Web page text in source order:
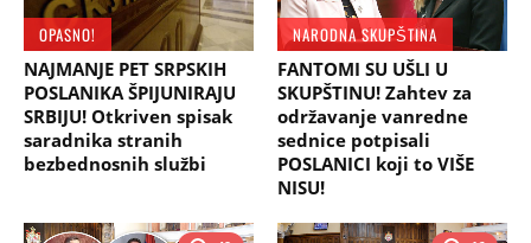
OPASNO!
NAJMANJE PET SRPSKIH
POSLANIKA ŠPIJUNIRAJU
SRBIJU! Otkriven spisak
saradnika stranih
bezbednosnih službi
NARODNA SKUPŠTINA
FANTOMI SU UŠLI U
SKUPŠTINU! Zahtev za
održavanje vanredne
sednice potpisali
POSLANICI koji to VIŠE
NISU!